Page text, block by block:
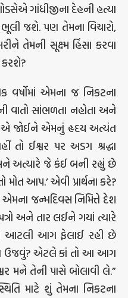
ગાંધીજીના દેહની હત્યા
જશે. પણ તેમના વિચારો,
તેમની સૂક્ષ્મ હિંસા કરવા
વર્ષોમાં એમના જ નિકટના
વાતો સાંભળતા નહોતા અને
એ જોઈને એમનું હૃદય અત્યંત
ઈશ્વર પર અડગ શ્રદ્ધા
મને અત્યારે જે કંઈ બની રહ્યું છે
આપ.’ એવી પ્રાર્થના કરે?
જન્મદિવસ નિમિત્તે દેશ
અને તાર લઈને ગયાં ત્યારે
આટલી આગ ફેલાઈ રહી છે
ઉજવું? એટલે કાં તો આ આગ
મને તેની પાસે બોલાવી લે.”
માટે શું તેમના નિકટના